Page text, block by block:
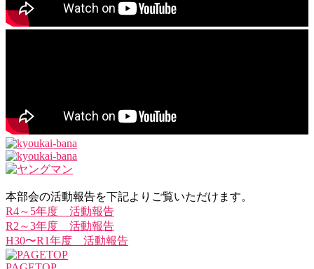
本部会の活動報告を下記よりご覧いただけます。
R4～5年度 活動報告
R2～3年度 活動報告
H30〜R1年度 活動報告